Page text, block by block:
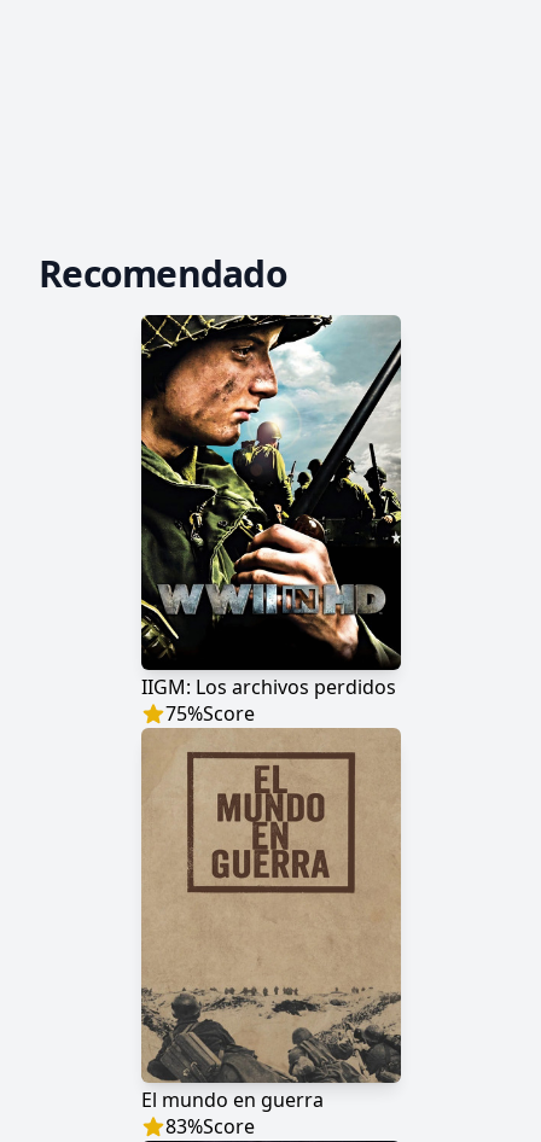
Recomendado
IIGM: Los archivos perdidos
75%Score
El mundo en guerra
83%Score